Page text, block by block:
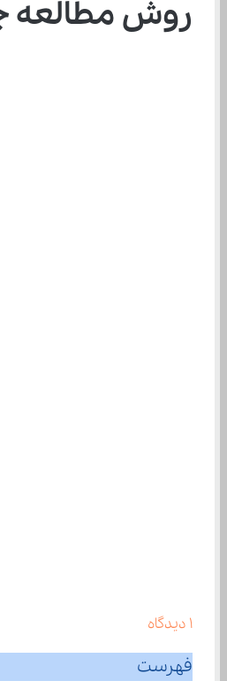
روش مطالعه
1 دیدگاه
فهرست